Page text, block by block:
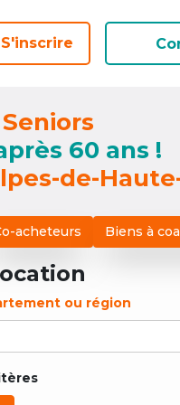
60 ans !
de-
acheteurs Biens à
ou région